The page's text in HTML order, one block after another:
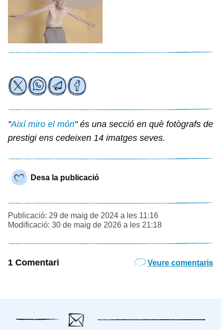
"Així miro el món" és una secció en què fotògrafs de
prestigi ens cedeixen 14 imatges seves.
Desa la publicació
Publicació: 29 de maig de 2024 a les 11:16
Modificació: 30 de maig de 2026 a les 21:18
1 Comentari Veure comentaris